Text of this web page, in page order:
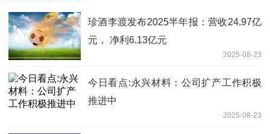
珍酒李渡发布2025半年报：营收24.97亿
元， 净利6.13亿元
2025-08-23
今日看点:永兴材料：公司扩产工作积极
推进中
2025-08-23